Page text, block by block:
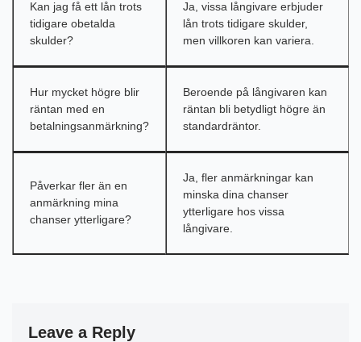
Kan jag få ett lån trots
tidigare obetalda
skulder?
Ja, vissa långivare erbjuder
lån trots tidigare skulder,
men villkoren kan variera.
Hur mycket högre blir
räntan med en
betalningsanmärkning?
Beroende på långivaren kan
räntan bli betydligt högre än
standardräntor.
Påverkar fler än en
anmärkning mina
chanser ytterligare?
Ja, fler anmärkningar kan
minska dina chanser
ytterligare hos vissa
långivare.
Leave a Reply